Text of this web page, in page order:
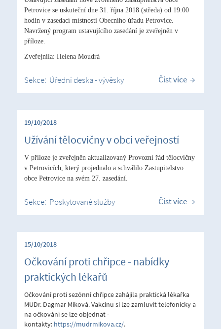
Petrovice se uskuteční dne 31. října 2018 (středa) od 19:00
hodin v zasedací místnosti Obecního úřadu Petrovice.
Navržený program ustavujícího zasedání je zveřejněn v
příloze.
Zveřejnila: Helena Moudrá
Sekce: Úřední deska - vývěsky Číst více
19/10/2018
Užívání tělocvičny v obci veřejností
V příloze je zveřejněn aktualizovaný Provozní řád tělocvičny
v Petrovicích, který projednalo a schválilo Zastupitelstvo
obce Petrovice na svém 27. zasedání.
Sekce: Poskytované služby Číst více
15/10/2018
Očkování proti chřipce - nabídky
praktických lékařů
Očkování proti sezónní chřipce zahájila praktická lékařka
MUDr. Dagmar Miková. Vakcínu si lze zamluvit telefonicky a
na očkování se lze objednat -
kontakty: https://mudrmikova.cz/.